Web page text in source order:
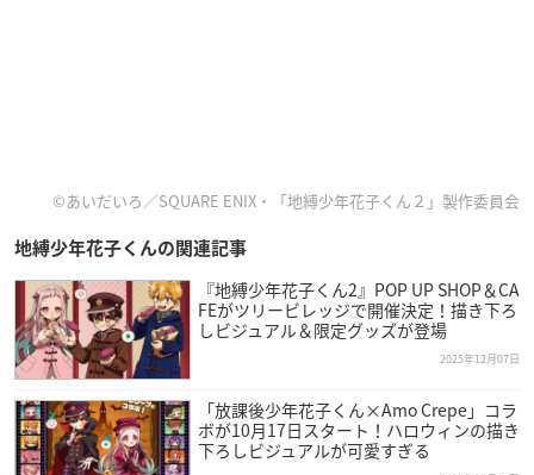
©あいだいろ／SQUARE ENIX・「地縛少年花子くん２」製作委員会
地縛少年花子くんの関連記事
『地縛少年花子くん2』POP UP SHOP＆CA
FEがツリービレッジで開催決定！描き下ろ
しビジュアル＆限定グッズが登場
2025年12月07日
「放課後少年花子くん×Amo Crepe」コラ
ボが10月17日スタート！ハロウィンの描き
下ろしビジュアルが可愛すぎる